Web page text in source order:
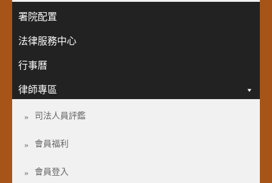
署院配置
法律服務中心
行事曆
律師專區
司法人員評鑑
會員福利
會員登入